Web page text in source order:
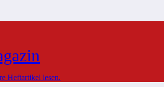
Heftartikel lesen.